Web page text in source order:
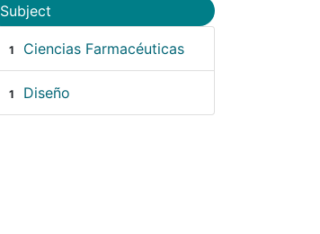
Subject
1 Ciencias Farmacéuticas
1 Diseño